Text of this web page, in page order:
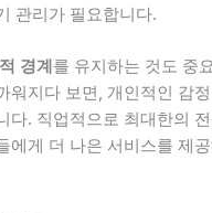
관리가 필요합니다.
경계 를 유지하는 것도 중
워지다 보면, 개인적인 감
다. 직업적으로 최대한의
에게 더 나은 서비스를 제